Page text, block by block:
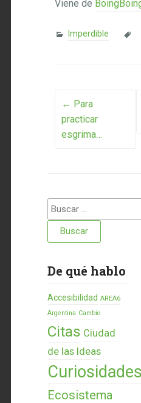
Viene de
Imperdible
Post
← Para
practicar
esgrima…
Buscar:
De qué hablo
Accesibilidad AREA6
Argentina Cambio
Citas Ciudad
de las Ideas
Curiosidades
Ecosistema